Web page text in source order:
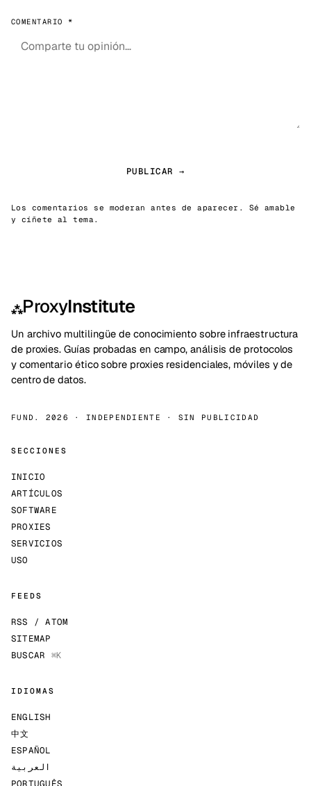
COMENTARIO *
PUBLICAR →
Los comentarios se moderan antes de aparecer. Sé amable
y cíñete al tema.
⁂ProxyInstitute
Un archivo multilingüe de conocimiento sobre infraestructura
de proxies. Guías probadas en campo, análisis de protocolos
y comentario ético sobre proxies residenciales, móviles y de
centro de datos.
FUND. 2026 · INDEPENDIENTE · SIN PUBLICIDAD
SECCIONES
INICIO
ARTÍCULOS
SOFTWARE
PROXIES
SERVICIOS
USO
FEEDS
RSS / ATOM
SITEMAP
BUSCAR ⌘K
IDIOMAS
ENGLISH
中文
ESPAÑOL
العربية
PORTUGUÊS